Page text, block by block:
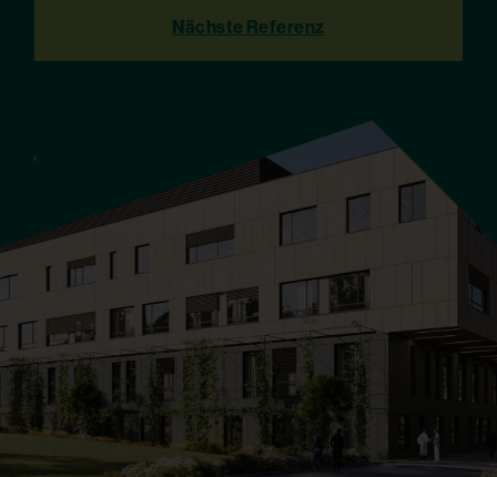
Nächste Referenz